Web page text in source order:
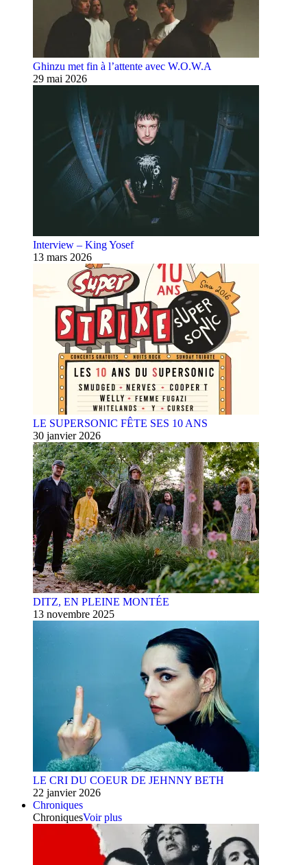
Ghinzu met fin à l’attente avec W.O.W.A
29 mai 2026
Interview – King Yosef
13 mars 2026
LE SUPERSONIC FÊTE SES 10 ANS
30 janvier 2026
DITZ, EN PLEINE MONTÉE
13 novembre 2025
LE CRI DU COEUR DE JEHNNY BETH
22 janvier 2026
Chroniques
ChroniquesVoir plus